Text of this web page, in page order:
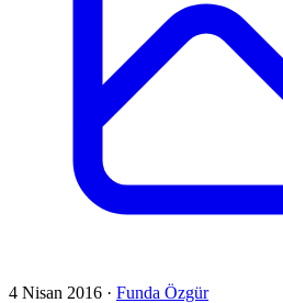
4 Nisan 2016 · Funda Özgür